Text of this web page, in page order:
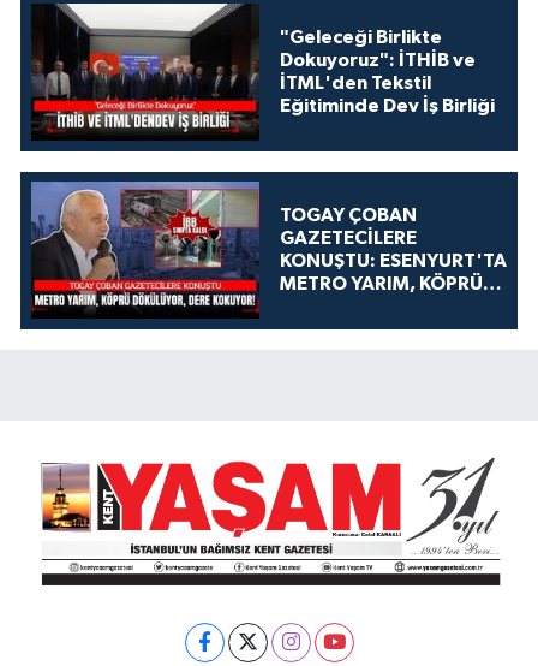
"Geleceği Birlikte
Dokuyoruz": İTHİB ve
İTML'den Tekstil
Eğitiminde Dev İş Birliği
TOGAY ÇOBAN
GAZETECİLERE
KONUŞTU: ESENYURT'TA
METRO YARIM, KÖPRÜ
KOKUYOR!